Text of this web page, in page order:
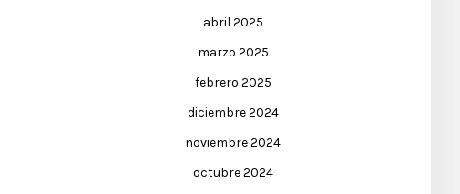
abril 2025
marzo 2025
febrero 2025
diciembre 2024
noviembre 2024
octubre 2024